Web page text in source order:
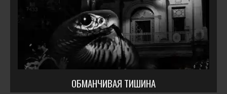
ОБМАНЧИВАЯ ТИШИНА